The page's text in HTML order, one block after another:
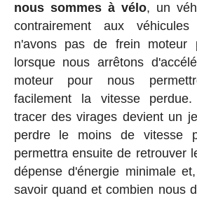
nous sommes à vélo, un
contrairement aux
n'avons pas de frein moteur
lorsque nous arrêtons
moteur pour nous
facilement la vitesse
tracer des virages devient un
perdre le moins de vitesse
permettra ensuite de retrouver
dépense d'énergie minimale
savoir quand et combien nous